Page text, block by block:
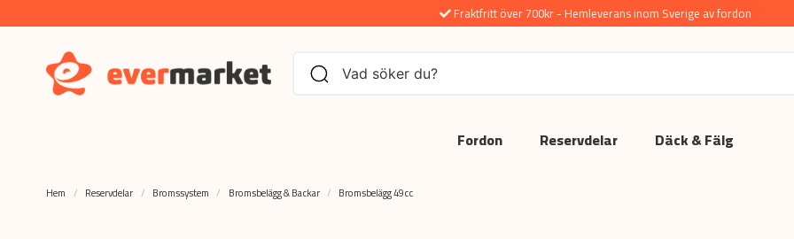
Fraktfritt över 700kr - Hemleverans inom Sverige av fordon
Fordon Reservdelar Däck & Fälg
Hem Reservdelar Bromssystem Bromsbelägg & Backar Bromsbelägg 49cc